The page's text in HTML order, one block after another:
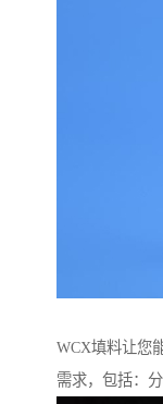
WCX填料让您
需求，包括：